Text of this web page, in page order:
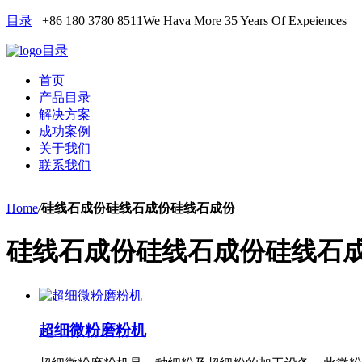
目录 +86 180 3780 8511We Hava More 35 Years Of Expeiences
目录
首页
产品目录
解决方案
成功案例
关于我们
联系我们
Home/硅线石成份硅线石成份硅线石成份
硅线石成份硅线石成份硅线石
超细微粉磨粉机